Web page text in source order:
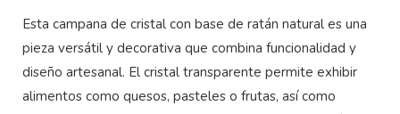
Esta campana de cristal con base de ratán natural es una
pieza versátil y decorativa que combina funcionalidad y
diseño artesanal. El cristal transparente permite exhibir
alimentos como quesos, pasteles o frutas, así como